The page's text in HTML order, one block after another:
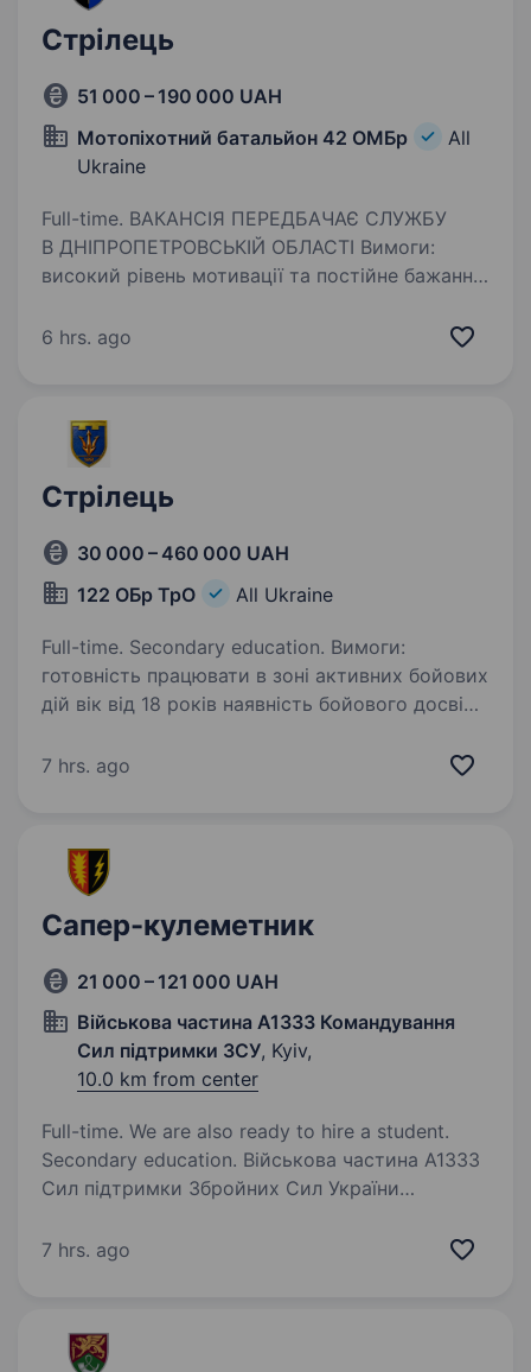
Стрілець
51 000 – 190 000 UAH
Мотопіхотний батальйон 42 ОМБр
All
Ukraine
Full-time. ВАКАНСІЯ ПЕРЕДБАЧАЄ СЛУЖБУ
В ДНІПРОПЕТРОВСЬКІЙ ОБЛАСТІ Вимоги:
високий рівень мотивації та постійне бажання
хороша фізична підготовка повна відмова від
6 hrs. ago
Стрілець
30 000 – 460 000 UAH
122 ОБр ТрО
All Ukraine
Full-time. Secondary education. Вимоги:
готовність працювати в зоні активних бойових
дій вік від 18 років наявність бойового досвіду
служби за станом здоров’я та морально-
7 hrs. ago
Сапер-кулеметник
21 000 – 121 000 UAH
Військова частина А1333 Командування
Сил підтримки ЗСУ, Kyiv,
10.0 km from center
Full-time. We are also ready to hire a student.
Secondary education. Військова частина А1333
Сил підтримки Збройних Сил України
Вимоги: Громадянство України, відсутність
7 hrs. ago